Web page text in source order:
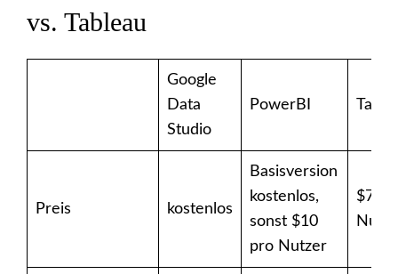
vs. Tableau
Google
Data
Studio
PowerBI
Preis kostenlos
Basisversion
kostenlos,
sonst $10
pro Nutzer
$70